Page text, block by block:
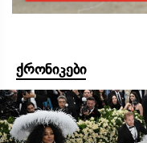
ქრონიკები